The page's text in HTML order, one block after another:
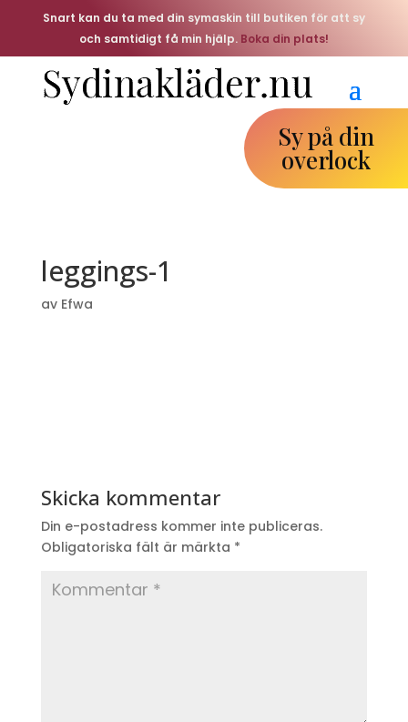
Snart kan du ta med din symaskin till butiken för att sy
och samtidigt få min hjälp. Boka din plats!
Sy på din
overlock
leggings-1
av Efwa
Skicka kommentar
Din e-postadress kommer inte publiceras.
Obligatoriska fält är märkta *